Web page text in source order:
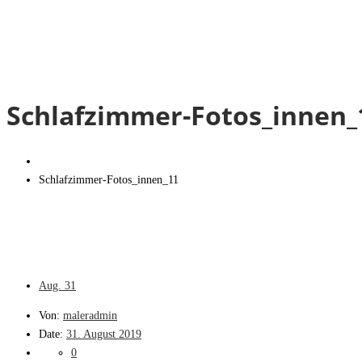
Schlafzimmer-
Schlafzimmer-Fotos_innen_11
Aug. 31
Von: maleradmin
Date: 31. August 2019
0